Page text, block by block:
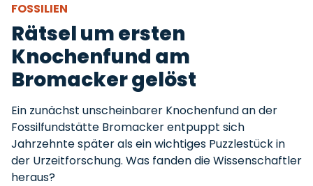
FOSSILIEN
Rätsel um ersten
Knochenfund am
Bromacker gelöst
Ein zunächst unscheinbarer Knochenfund an der
Fossilfundstätte Bromacker entpuppt sich
Jahrzehnte später als ein wichtiges Puzzlestück in
der Urzeitforschung. Was fanden die Wissenschaftler
heraus?